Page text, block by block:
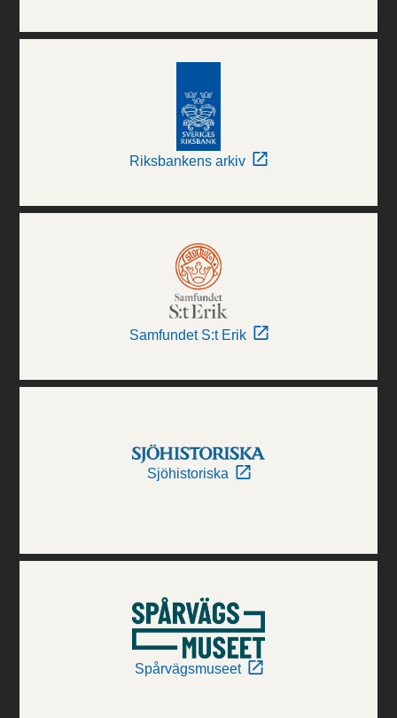
Riksbankens arkiv
Samfundet S:t Erik
Sjöhistoriska
Spårvägsmuseet